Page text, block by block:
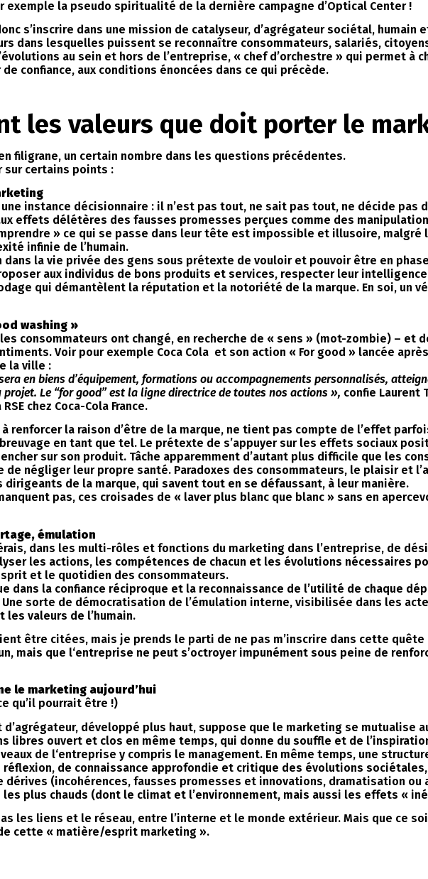
exemple la pseudo spiritualité de la dernière campagne d’Optical Center !
s’inscrire dans une mission de catalyseur, d’agrégateur sociétal, humain
dans lesquelles puissent se reconnaître consommateurs, salariés,
au sein et hors de l’entreprise, « chef d’orchestre » qui permet à
confiance, aux conditions énoncées dans ce qui précède.
les valeurs que doit porter le
filigrane, un certain nombre dans les questions précédentes.
sur certains points :
une instance décisionnaire : il n’est pas tout, ne sait pas tout, ne décide
effets délétères des fausses promesses perçues comme des
» ce qui se passe dans leur tête est impossible et illusoire,
infinie de l’humain.
dans la vie privée des gens sous prétexte de vouloir et pouvoir être en
aux individus de bons produits et services, respecter leur
qui démantèlent la réputation et la notoriété de la marque. En soi, un
washing »
les consommateurs ont changé, en recherche de « sens » (mot-zombie) – et
Voir pour exemple Coca Cola et son action « For good » lancée
la ville :
en biens d’équipement, formations ou accompagnements personnalisés,
projet. Le “for good” est la ligne directrice de toutes nos actions », confie Laurent
chez Coca-Cola France.
renforcer la raison d’être de la marque, ne tient pas compte de l’effet
en tant que tel. Le prétexte de s’appuyer sur les effets sociaux
sur son produit. Tâche apparemment d’autant plus difficile que les
de négliger leur propre santé. Paradoxes des consommateurs, le plaisir et
dirigeants de la marque, qui savent tout en se défaussant, à leur manière.
pas, ces croisades de « laver plus blanc que blanc » sans en
émulation
dans les multi-rôles et fonctions du marketing dans l’entreprise, de
les actions, les compétences de chacun et les évolutions nécessaires
et le quotidien des consommateurs.
dans la confiance réciproque et la reconnaissance de l’utilité de chaque
sorte de démocratisation de l’émulation interne, visibilisée dans les
valeurs de l’humain.
être citées, mais je prends le parti de ne pas m’inscrire dans cette
mais que l‘entreprise ne peut s’octroyer impunément sous peine de
le marketing aujourd’hui
qu’il pourrait être !)
développé plus haut, suppose que le marketing se mutualise
libres ouvert et clos en même temps, qui donne du souffle et de
de l‘entreprise y compris le management. En même temps, une
de connaissance approfondie et critique des évolutions
dérives (incohérences, fausses promesses et innovations, dramatisation ou
les plus chauds (dont le climat et l’environnement, mais aussi les effets «
les liens et le réseau, entre l’interne et le monde extérieur. Mais que ce
cette « matière/esprit marketing ».